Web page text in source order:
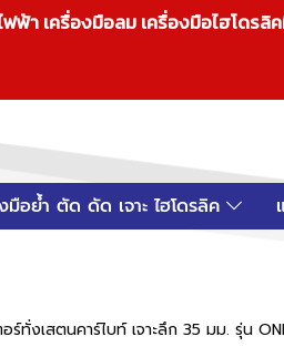
า เครื่องมือลม เครื่องมือไฮโด
มือย้ำ ตัด ดัด เจาะ ไฮโดรลิค
ทั่งเสตนคาร์ไบท์ เจาะลึก 35 มม. รุ่น